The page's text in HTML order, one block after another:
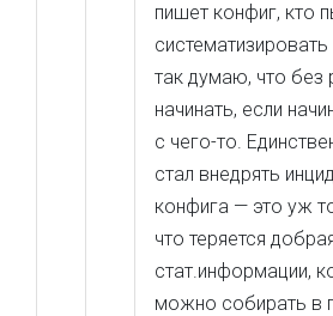
пишет конфиг, кто
так думаю, что без
начинать, если
с чего-то.
стал внедрять
конфига — это уж
что теряется
стат.информации,
можно собирать в